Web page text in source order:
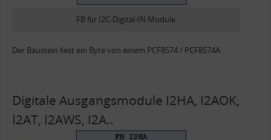
FB für I2C-Digital-IN Module
Der Baustein liest ein Byte von einem PCF8574 / PCF8574A
Digitale Ausgangsmodule I2HA, I2AOK,
I2AT, I2AWS, I2A..